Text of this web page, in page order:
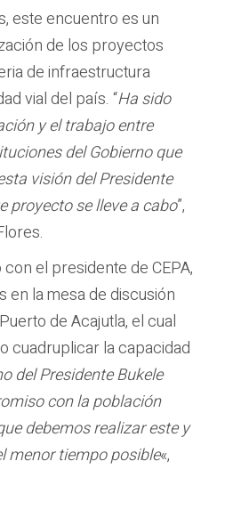
este encuentro es un
de los proyectos
de infraestructura
vial del país. “Ha sido
y el trabajo entre
del Gobierno que
visión del Presidente
proyecto se lleve a cabo”,
el presidente de CEPA,
en la mesa de discusión
de Acajutla, el cual
cuadruplicar la capacidad
del Presidente Bukele
con la población
debemos realizar este y
menor tiempo posible«,